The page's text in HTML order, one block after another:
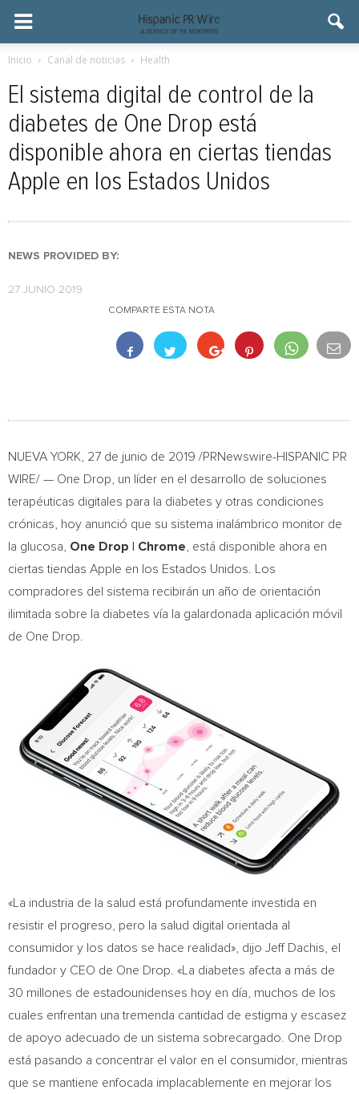
Inicio Canal de noticias Health
El sistema digital de control de la
diabetes de One Drop está
disponible ahora en ciertas tiendas
Apple en los Estados Unidos
NEWS PROVIDED BY:
27 JUNIO 2019
COMPARTE ESTA NOTA
NUEVA YORK , 27 de junio de 2019 /PRNewswire-HISPANIC PR
WIRE/ — One Drop , un líder en el desarrollo de soluciones
terapéuticas digitales para la diabetes y otras condiciones
crónicas, hoy anunció que su sistema inalámbrico monitor de
la glucosa, One Drop | Chrome , está disponible ahora en
ciertas tiendas Apple en los Estados Unidos. Los
compradores del sistema recibirán un año de orientación
ilimitada sobre la diabetes vía la galardonada aplicación móvil
de One Drop
«La industria de la salud está profundamente investida en
resistir el progreso, pero la salud digital orientada al
consumidor y los datos se hace realidad», dijo Jeff Dachis , el
fundador y CEO de One Drop . «La diabetes afecta a más de
30 millones de estadounidenses hoy en día, muchos de los
cuales enfrentan una tremenda cantidad de estigma y escasez
de apoyo adecuado de un sistema sobrecargado. One Drop
está pasando a concentrar el valor en el consumidor, mientras
que se mantiene enfocada implacablemente en mejorar los